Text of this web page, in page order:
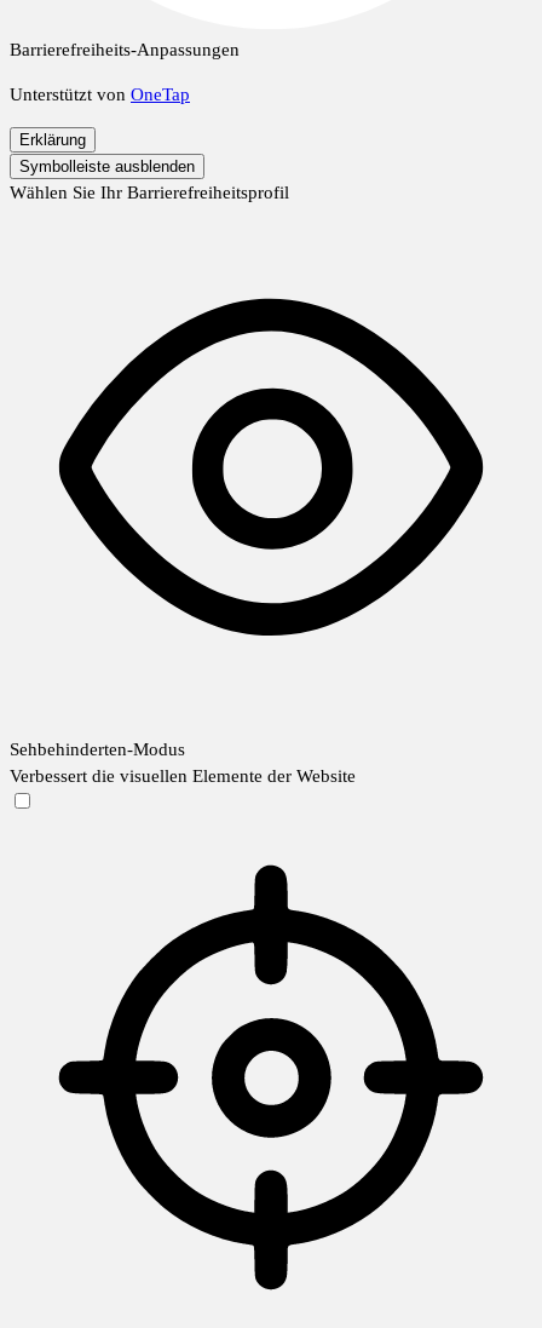
Barrierefreiheits-Anpassungen
Unterstützt von OneTap
Erklärung
Symbolleiste ausblenden
Wählen Sie Ihr Barrierefreiheitsprofil
Sehbehinderten-Modus
Verbessert die visuellen Elemente der Website